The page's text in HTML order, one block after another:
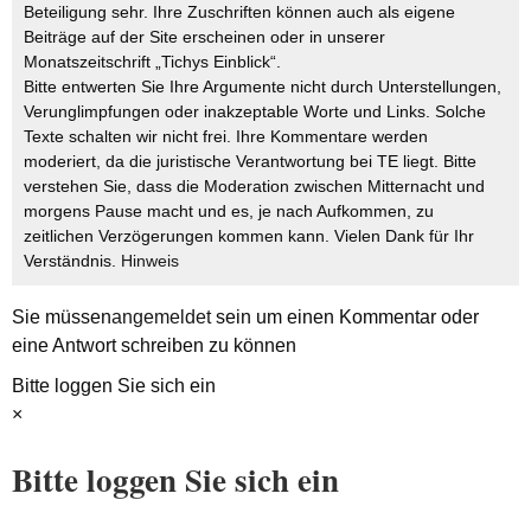
Beteiligung sehr. Ihre Zuschriften können auch als eigene
Beiträge auf der Site erscheinen oder in unserer
Monatszeitschrift „Tichys Einblick“.
Bitte entwerten Sie Ihre Argumente nicht durch Unterstellungen,
Verunglimpfungen oder inakzeptable Worte und Links. Solche
Texte schalten wir nicht frei. Ihre Kommentare werden
moderiert, da die juristische Verantwortung bei TE liegt. Bitte
verstehen Sie, dass die Moderation zwischen Mitternacht und
morgens Pause macht und es, je nach Aufkommen, zu
zeitlichen Verzögerungen kommen kann. Vielen Dank für Ihr
Verständnis. Hinweis
Sie müssenangemeldetsein um einen Kommentar oder
eine Antwort schreiben zu können
Bitte loggen Sie sich ein
×
Bitte loggen Sie sich ein